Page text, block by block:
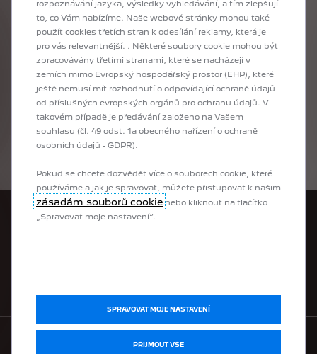
odpovídají zvolené specifikaci vozidla ve
standardním provedení bez doplňkové výbavy.
Reálné
hodnoty se mohou lišit v závislosti
na
výbavě.
Konkrétní spotřebu paliva a výši emisí u
konkrétního vozu neodráží pouze účinnost
využívání paliva motorem, ale také způsob jízdy
řidiče a další faktory, a to zejména povětrnostní a
klimatické podmínky, technický stav pozemní
komunikace,
celkový jízdní
ujetých
kilometrů,
v pneumatikách, přítomnost střešního nosiče (i
nenaloženého), používání
prováděná údržba vozu.
POŽÁDAT O OBCHODNÍ NABÍDKU
rozpoznávání jazyka, výsledky vyhledávání, a tím zlepšují
to, co Vám nabízíme. Naše webové stránky mohou také
použít cookies třetích stran k odesílání reklamy, která je
pro vás relevantnější. . Některé soubory cookie mohou být
zpracovávány třetími stranami, které se nacházejí v
zemích mimo Evropský hospodářský prostor (EHP), které
ještě nemusí mít rozhodnutí o odpovídající ochraně údajů
od příslušných evropských orgánů pro ochranu údajů. V
takovém případě je předávání založeno na Vašem
souhlasu (čl. 49 odst. 1a obecného nařízení o ochraně
osobních údajů - GDPR).
Pokud se chcete dozvědět více o souborech cookie, které
používáme a jak je spravovat, můžete přistupovat k našim
zásadám souborů cookie nebo kliknout na tlačítko
„Spravovat moje nastavení“.
SPRAVOVAT MOJE NASTAVENÍ
PŘIJMOUT VŠE